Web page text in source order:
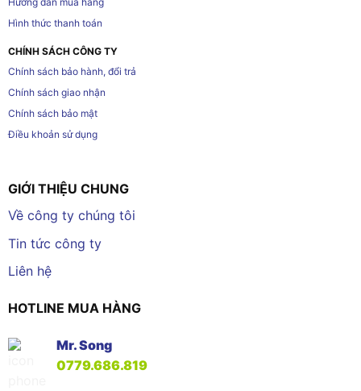
Hình thức thanh toán
CHÍNH SÁCH CÔNG TY
Chính sách bảo hành, đổi trả
Chính sách giao nhận
Chính sách bảo mật
Điều khoản sử dụng
GIỚI THIỆU CHUNG
Về công ty chúng tôi
Tin tức công ty
Liên hệ
HOTLINE MUA HÀNG
Mr. Song
0779.686.819